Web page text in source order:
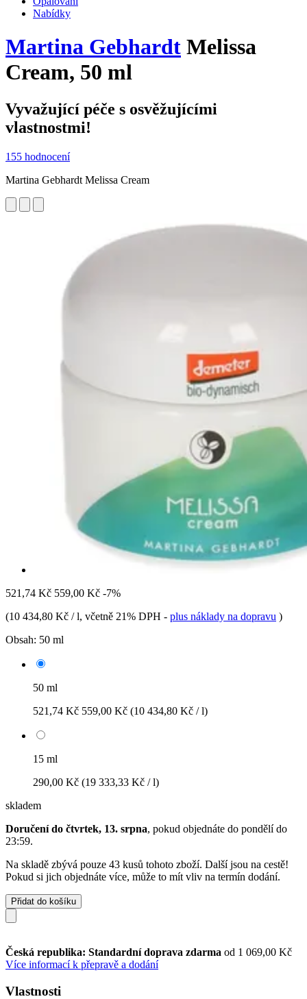
Nabídky
Martina Gebhardt Melissa
Cream, 50 ml
Vyvažující péče s osvěžujícími
vlastnostmi!
155 hodnocení
Martina Gebhardt Melissa Cream
521,74 Kč 559,00 Kč -7%
(10 434,80 Kč / l, včetně 21% DPH - plus náklady na dopravu )
Obsah: 50 ml
50 ml
521,74 Kč 559,00 Kč (10 434,80 Kč / l)
15 ml
290,00 Kč (19 333,33 Kč / l)
skladem
Doručení do čtvrtek, 13. srpna, pokud objednáte do pondělí do
23:59.
Na skladě zbývá pouze 43 kusů tohoto zboží. Další jsou na cestě!
Pokud si jich objednáte více, může to mít vliv na termín dodání.
Přidat do košíku
Česká republika: Standardní doprava zdarma od 1 069,00 Kč
Více informací k přepravě a dodání
Vlastnosti